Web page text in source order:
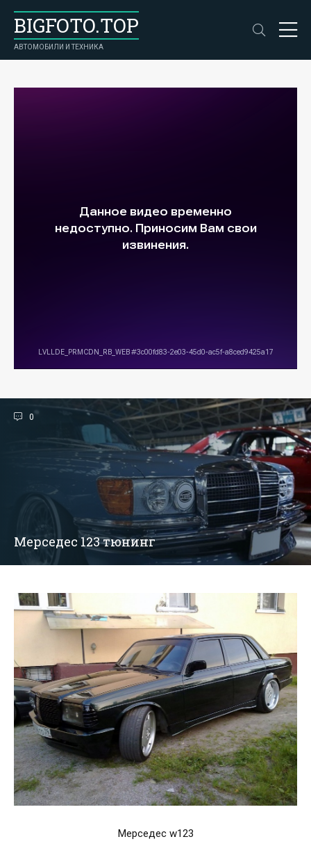
BIGFOTO.TOP
АВТОМОБИЛИ И ТЕХНИКА
0
Мерседес 123 тюнинг
Мерседес w123